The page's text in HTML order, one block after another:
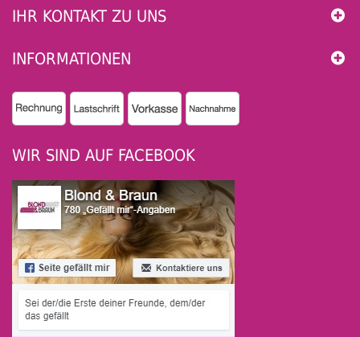
IHR KONTAKT ZU UNS
INFORMATIONEN
WIR SIND AUF FACEBOOK